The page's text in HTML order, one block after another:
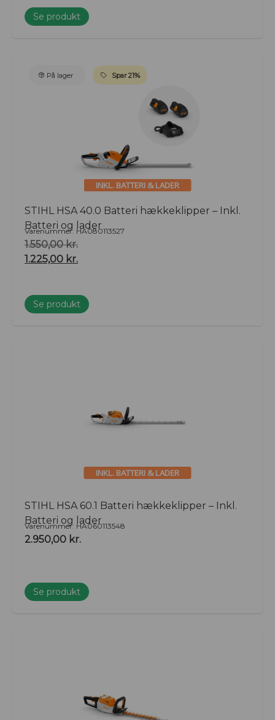
Se produkt
På lager Spar 21%
INKL. BATTERI & LADER
STIHL HSA 40.0 Batteri hækkeklipper – Inkl.
Batteri og lader
Varenummer: HA080113527
1.550,00kr.
1.225,00 kr.
Se produkt
INKL. BATTERI & LADER
STIHL HSA 60.1 Batteri hækkeklipper – Inkl.
Batteri og lader
Varenummer: HA060113548
2.950,00 kr.
Se produkt